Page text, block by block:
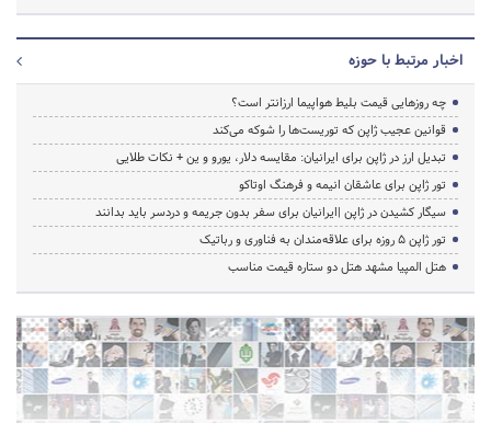
اخبار مرتبط با حوزه
چه روزهایی قیمت بلیط هواپیما ارزانتر است؟
قوانین عجیب ژاپن که توریست‌ها را شوکه می‌کند
تبدیل ارز در ژاپن برای ایرانیان: مقایسه دلار، یورو و ین + نکات طلایی
تور ژاپن برای عاشقان انیمه و فرهنگ اوتاکو
سیگار کشیدن در ژاپن |ایرانیان برای سفر بدون جریمه و دردسر باید بدانند
تور ژاپن ۵ روزه برای علاقه‌مندان به فناوری و رباتیک
هتل المپیا مشهد هتل دو ستاره قیمت مناسب